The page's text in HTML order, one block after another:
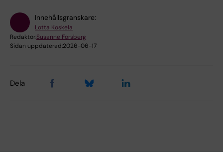
Innehållsgranskare:
Lotta Koskela
Redaktör:Susanne Forsberg
Sidan uppdaterad:2026-06-17
Dela